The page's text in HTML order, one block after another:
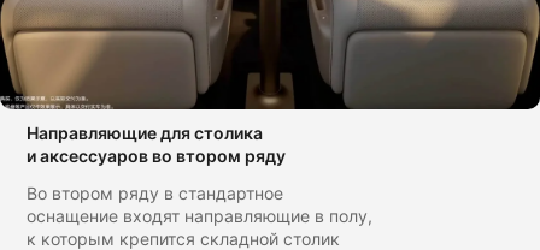
Направляющие для столика
и аксессуаров во втором ряду
Во втором ряду в стандартное
оснащение входят направляющие в полу,
к которым крепится складной столик